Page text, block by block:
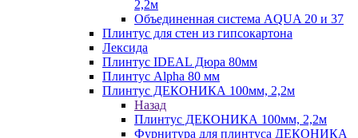
2,2м
Объединенная система AQUA 20 и 37
Плинтус для стен из гипсокартона
Лексида
Плинтус IDEAL Дюра 80мм
Плинтус Alpha 80 мм
Плинтус ДЕКОНИКА 100мм, 2,2м
Назад
Плинтус ДЕКОНИКА 100мм, 2,2м
Фурнитура для плинтуса ДЕКОНИКА